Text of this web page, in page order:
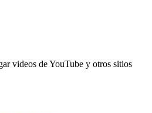
videos de YouTube y otros sitios